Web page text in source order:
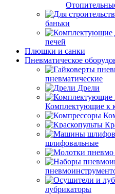
баньки
печей
Плюшки и санки
Пневматическое
пневматические
Дрели
Комплектующие к
шлифовальные
лубрикаторы